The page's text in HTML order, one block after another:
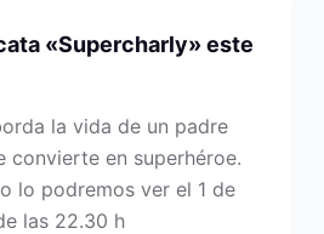
«Supercharly» este
la vida de un padre
convierte en superhéroe.
lo podremos ver el 1 de
las 22.30 h